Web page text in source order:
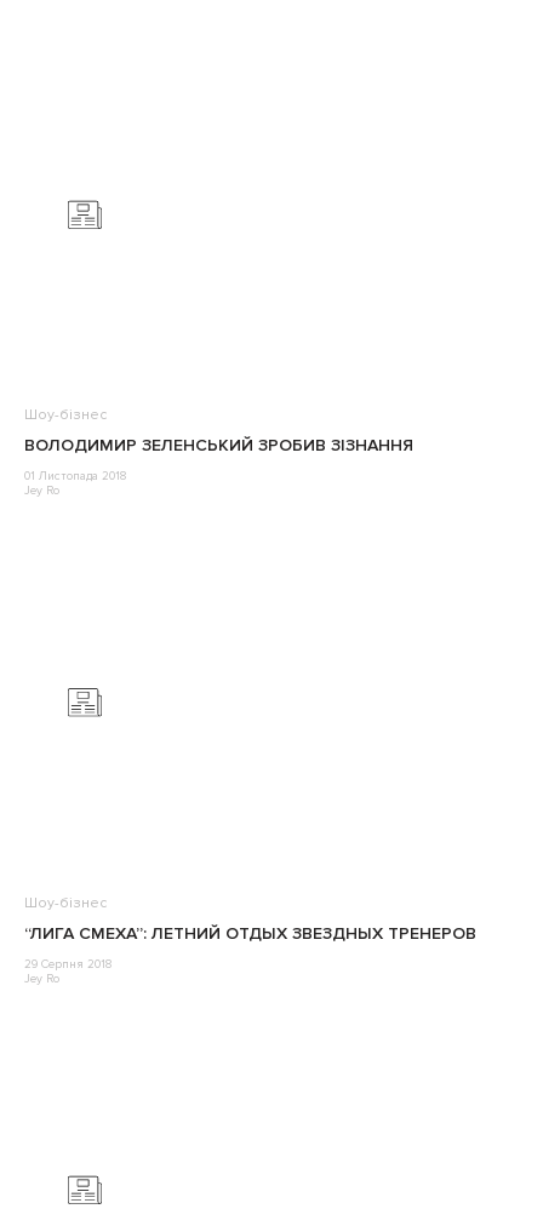
Шоу-бізнес
ВОЛОДИМИР ЗЕЛЕНСЬКИЙ ЗРОБИВ ЗІЗНАННЯ
01 Листопада 2018
Jey Ro
Шоу-бізнес
“ЛИГА СМЕХА”: ЛЕТНИЙ ОТДЫХ ЗВЕЗДНЫХ ТРЕНЕРОВ
29 Серпня 2018
Jey Ro